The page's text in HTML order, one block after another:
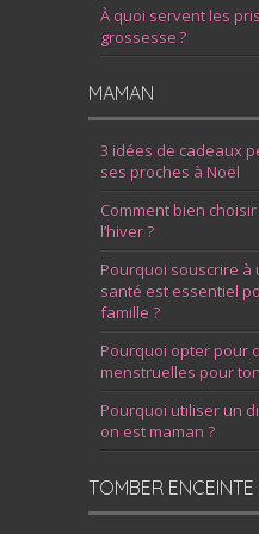
À quoi servent les
grossesse ?
MAMAN
3 idées de cadeaux
ses proches à Noël
Comment bien
l’hiver ?
Pourquoi souscrire à
santé est essentiel
famille ?
Pourquoi opter pour
menstruelles pour
Pourquoi utiliser un
on est maman ?
TOMBER ENCEINTE